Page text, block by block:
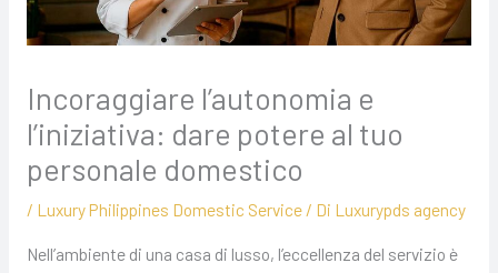
Incoraggiare l’autonomia e
l’iniziativa: dare potere al tuo
personale domestico
/ Luxury Philippines Domestic Service/ Di Luxurypds agency
Nell’ambiente di una casa di lusso, l’eccellenza del servizio è